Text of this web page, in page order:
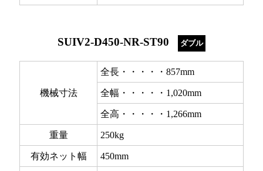
SUIV2-D450-NR-ST90 ダブル
機械寸法
全長・・・・・857mm
全幅・・・・・1,020mm
全高・・・・・1,266mm
重量 250kg
有効ネット幅 450mm